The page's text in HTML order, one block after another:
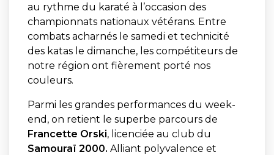
au rythme du karaté à l’occasion des
championnats nationaux vétérans. Entre
combats acharnés le samedi et technicité
des katas le dimanche, les compétiteurs de
notre région ont fièrement porté nos
couleurs.
Parmi les grandes performances du week-
end, on retient le superbe parcours de
Francette Orski, licenciée au club du
Samouraï 2000. Alliant polyvalence et